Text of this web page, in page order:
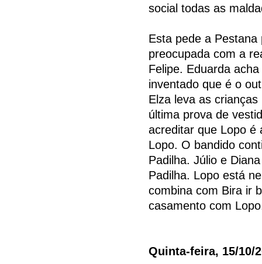
social todas as
Esta pede a
preocupada com a
Felipe. Eduarda
inventado que é o
Elza leva as
última prova de
acreditar que Lopo é
Lopo. O bandido
Padilha. Júlio e
Padilha. Lopo está
combina com Bira ir
casamento com
Quinta-feira, 15/10/